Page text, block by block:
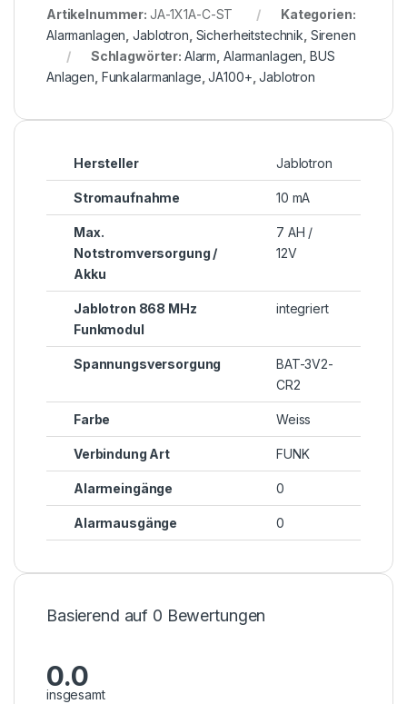
Artikelnummer: JA-1X1A-C-ST
Kategorien:
Alarmanlagen ,Jablotron Sicherheitstechnik Sirenen
Schlagwörter: Alarm Alarmanlagen BUS
Anlagen Funkalarmanlage ,JA100+ ,Jablotron
Hersteller Jablotron
Stromaufnahme 10 mA
Max.
Notstromversorgung /
Akku
7 AH /
12V
Jablotron 868 MHz
Funkmodul
integriert
Spannungsversorgung
BAT-3V2-
CR2
Farbe Weiss
Verbindung Art FUNK
Alarmeingänge 0
Alarmausgänge 0
Basierend auf 0 Bewertungen
0.0
insgesamt